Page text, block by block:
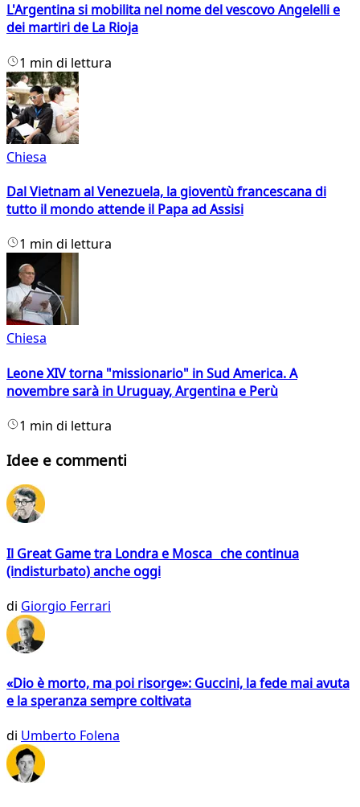
L'Argentina si mobilita nel nome del vescovo Angelelli e
dei martiri de La Rioja
1 min di lettura
Chiesa
Dal Vietnam al Venezuela, la gioventù francescana di
tutto il mondo attende il Papa ad Assisi
1 min di lettura
Chiesa
Leone XIV torna "missionario" in Sud America. A
novembre sarà in Uruguay, Argentina e Perù
1 min di lettura
Idee e commenti
Il Great Game tra Londra e Mosca che continua
(indisturbato) anche oggi
di Giorgio Ferrari
«Dio è morto, ma poi risorge»: Guccini, la fede mai avuta
e la speranza sempre coltivata
di Umberto Folena